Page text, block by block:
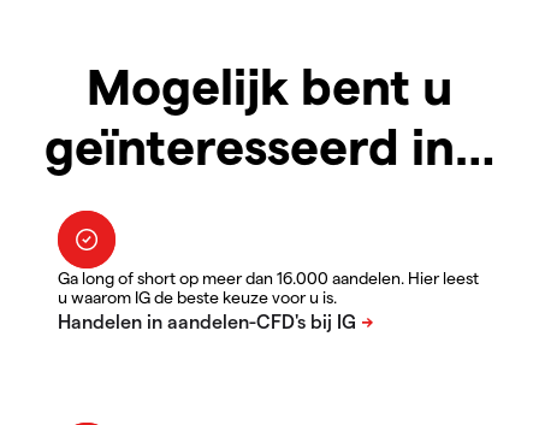
Mogelijk bent u
geïnteresseerd in…
Ga long of short op meer dan 16.000 aandelen. Hier leest
u waarom IG de beste keuze voor u is.